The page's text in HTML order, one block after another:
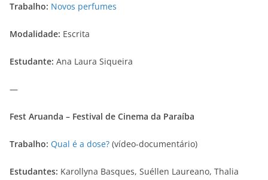
Trabalho: Novos perfumes
Modalidade: Escrita
Estudante: Ana Laura Siqueira
—
Fest Aruanda – Festival de Cinema da Paraíba
Trabalho: Qual é a dose? (vídeo-documentário)
Estudantes: Karollyna Basques, Suéllen Laureano, Thalia